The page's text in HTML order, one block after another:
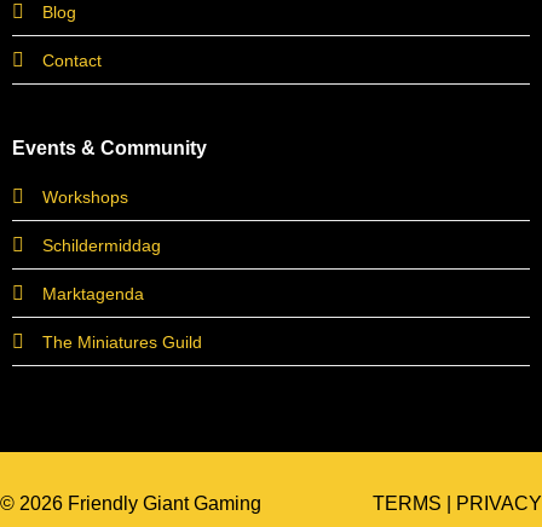
Blog
Contact
Events & Community
Workshops
Schildermiddag
Marktagenda
The Miniatures Guild
© 2026 Friendly Giant Gaming TERMS PRIVACY